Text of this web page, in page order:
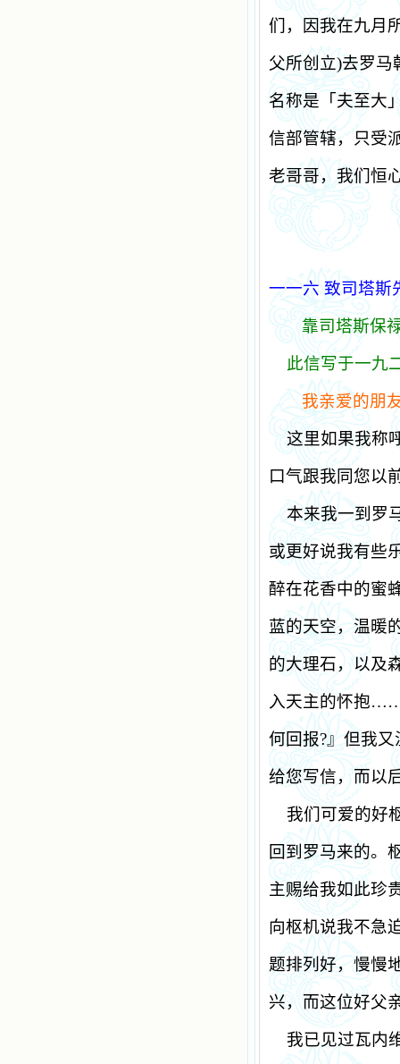
们，因我在九月
父所创立)去罗马
名称是「夫至大
信部管辖，只受
老哥哥，我们恒
一一六 致司塔斯
靠司塔斯保
此信写于一九
我亲爱的朋
这里如果我称
口气跟我同您以
本来我一到罗
或更好说我有些
醉在花香中的蜜
蓝的天空，温暖
的大理石，以及
入天主的怀抱
何回报?』但我又
给您写信，而
我们可爱的好
回到罗马来的。
主赐给我如此珍
向枢机说我不急
题排列好，慢慢
兴，而这位好父
我已见过瓦内